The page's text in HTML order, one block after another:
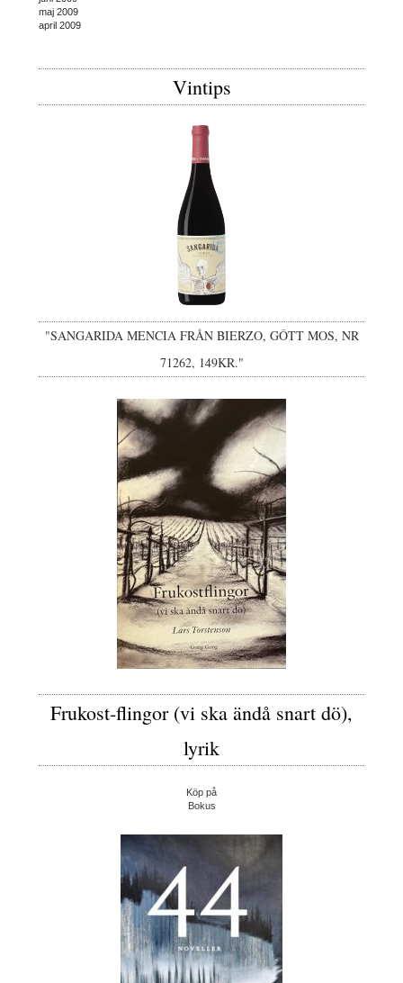
maj 2009
april 2009
Vintips
"SANGARIDA MENCIA FRÅN BIERZO, GÔTT MOS, NR
71262, 149KR."
Frukost-flingor (vi ska ändå snart dö),
lyrik
Köp på
Bokus